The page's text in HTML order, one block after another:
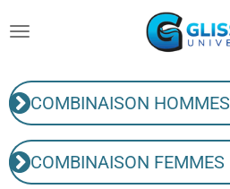
au
principal
COMBINAISON HOMMES
COMBINAISON FEMMES